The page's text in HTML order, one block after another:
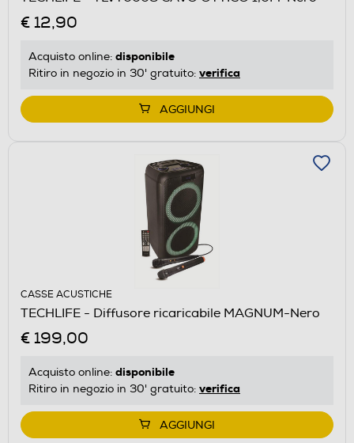
€ 12,90
Acquisto online: disponibile
Ritiro in negozio in 30' gratuito: verifica
AGGIUNGI
CASSE ACUSTICHE
TECHLIFE - Diffusore ricaricabile MAGNUM-Nero
€ 199,00
Acquisto online: disponibile
Ritiro in negozio in 30' gratuito: verifica
AGGIUNGI